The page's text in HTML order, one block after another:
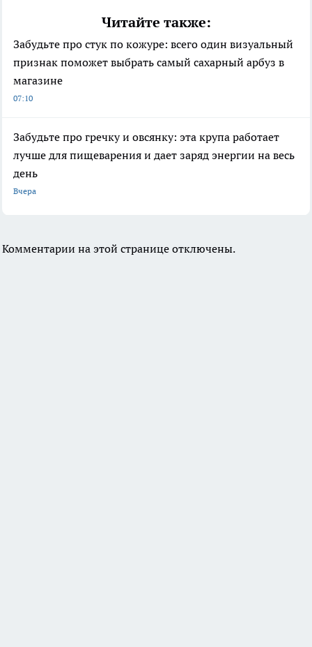
Читайте также:
Забудьте про стук по кожуре: всего один визуальный
признак поможет выбрать самый сахарный арбуз в
магазине
07:10
Забудьте про гречку и овсянку: эта крупа работает
лучше для пищеварения и дает заряд энергии на весь
день
Вчера
Комментарии на этой странице отключены.